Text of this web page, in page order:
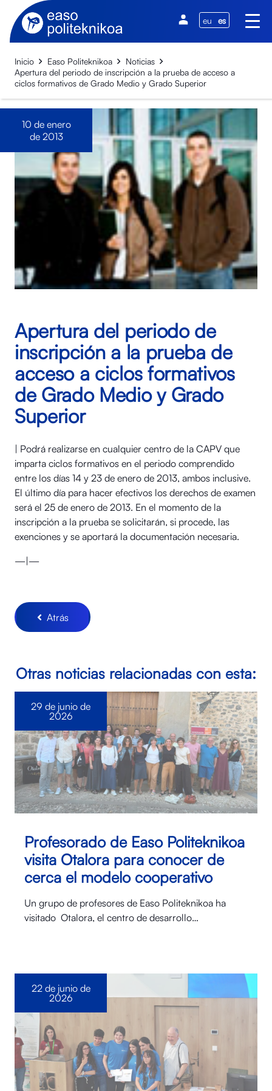
eu es
Inicio Easo Politeknikoa
Noticias
Apertura del periodo de inscripción a la prueba de acceso a
ciclos formativos de Grado Medio y Grado Superior
10 de enero
de 2013
Apertura del periodo de
inscripción a la prueba de
acceso a ciclos formativos
de Grado Medio y Grado
Superior
| Podrá realizarse en cualquier centro de la CAPV que
imparta ciclos formativos en el periodo comprendido
entre los días 14 y 23 de enero de 2013, ambos inclusive.
El último día para hacer efectivos los derechos de examen
será el 25 de enero de 2013. En el momento de la
inscripción a la prueba se solicitarán, si procede, las
exenciones y se aportará la documentación necesaria.
—|—
Atrás
Otras noticias relacionadas con esta:
Profesorado de Easo Politeknikoa
visita Otalora para conocer de
cerca el modelo cooperativo
Un grupo de profesores de Easo Politeknikoa ha
visitado Otalora⁠, el centro de desarrollo…
29 de junio de
2026
22 de junio de
2026